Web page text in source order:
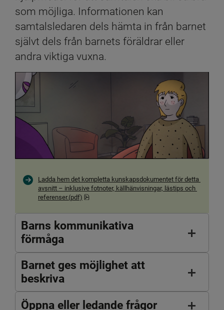
som möjliga. Informationen kan
samtalsledaren dels hämta in från barnet
självt dels från barnets föräldrar eller
andra viktiga vuxna.
Ladda hem det kompletta kunskapsdokumentet för detta
avsnitt – inklusive fotnoter, källhänvisningar, lästips och
referenser.(pdf)
pdf, 221.6 kB, öppnas i nytt fönster.
Barns kommunikativa
förmåga
Barnet ges möjlighet att
beskriva
Öppna eller ledande frågor